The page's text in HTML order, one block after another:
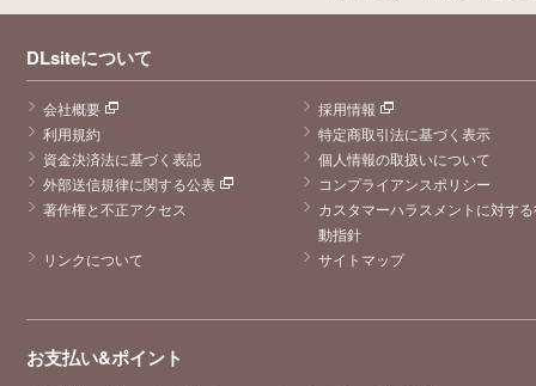
DLsiteについて
会社概要
採用情報
利用規約
特定商取引法に基づく表示
資金決済法に基づく表記
個人情報の取扱いについて
外部送信規律に関する公表
コンプライアンスポリシー
著作権と不正アクセス
カスタマーハラスメントに対す
動指針
リンクについて
サイトマップ
お支払い&ポイント